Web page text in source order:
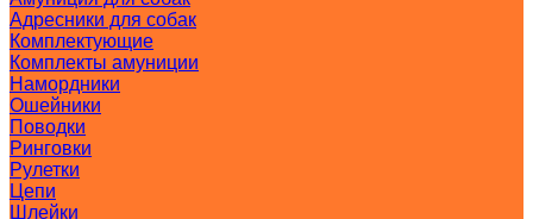
Адресники для собак
Комплектующие
Комплекты амуниции
Намордники
Ошейники
Поводки
Ринговки
Рулетки
Цепи
Шлейки